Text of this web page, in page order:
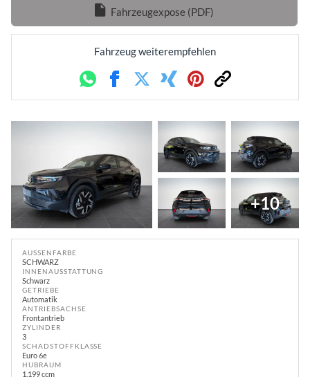
Fahrzeugexpose (PDF)
Fahrzeug weiterempfehlen
WhatsappFacebookTwitterXing PinterestLink
+10
AUSSENFARBE
SCHWARZ
INNENAUSSTATTUNG
Schwarz
GETRIEBE
Automatik
ANTRIEBSACHSE
Frontantrieb
ZYLINDER
3
SCHADSTOFFKLASSE
Euro 6e
HUBRAUM
1.199 ccm